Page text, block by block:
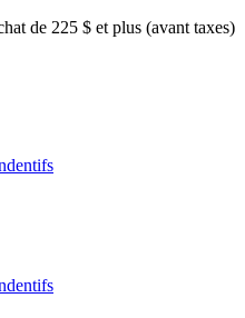
de 225 $ et plus (avant taxes)